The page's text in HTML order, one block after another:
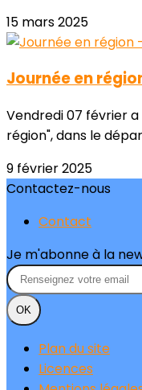
15 mars 2025
Journée en
Vendredi 07 février a
région", dans le
9 février 2025
Contactez-nous
Contact
Je m'abonne à la
OK
Plan du site
Licences